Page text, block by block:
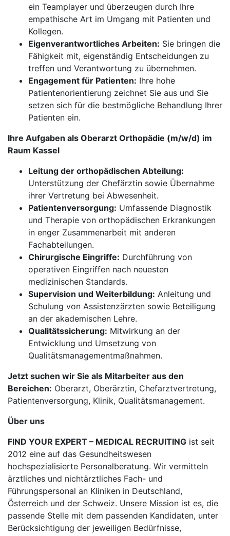
ein Teamplayer und überzeugen durch Ihre
empathische Art im Umgang mit Patienten und
Kollegen.
Eigenverantwortliches Arbeiten: Sie bringen die
Fähigkeit mit, eigenständig Entscheidungen zu
treffen und Verantwortung zu übernehmen.
Engagement für Patienten: Ihre hohe
Patientenorientierung zeichnet Sie aus und Sie
setzen sich für die bestmögliche Behandlung Ihrer
Patienten ein.
Ihre Aufgaben als Oberarzt Orthopädie (m/w/d) im
Raum Kassel
Leitung der orthopädischen Abteilung:
Unterstützung der Chefärztin sowie Übernahme
ihrer Vertretung bei Abwesenheit.
Patientenversorgung: Umfassende Diagnostik
und Therapie von orthopädischen Erkrankungen
in enger Zusammenarbeit mit anderen
Fachabteilungen.
Chirurgische Eingriffe: Durchführung von
operativen Eingriffen nach neuesten
medizinischen Standards.
Supervision und Weiterbildung: Anleitung und
Schulung von Assistenzärzten sowie Beteiligung
an der akademischen Lehre.
Qualitätssicherung: Mitwirkung an der
Entwicklung und Umsetzung von
Qualitätsmanagementmaßnahmen.
Jetzt suchen wir Sie als Mitarbeiter aus den
Bereichen: Oberarzt, Oberärztin, Chefarztvertretung,
Patientenversorgung, Klinik, Qualitätsmanagement.
Über uns
FIND YOUR EXPERT – MEDICAL RECRUITING ist seit
2012 eine auf das Gesundheitswesen
hochspezialisierte Personalberatung. Wir vermitteln
ärztliches und nichtärztliches Fach- und
Führungspersonal an Kliniken in Deutschland,
Österreich und der Schweiz. Unsere Mission ist es, die
passende Stelle mit dem passenden Kandidaten, unter
Berücksichtigung der jeweiligen Bedürfnisse,